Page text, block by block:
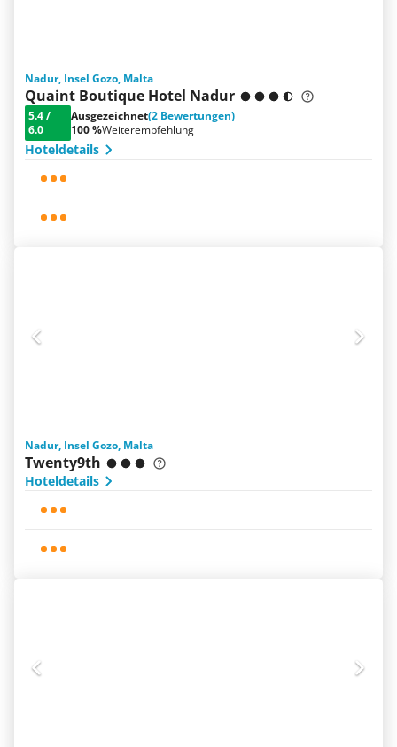
Nadur, Insel Gozo, Malta
Quaint Boutique Hotel Nadur
5.4/
6.0
Ausgezeichnet(2 Bewertungen)
100 %Weiterempfehlung
Hoteldetails
Nadur, Insel Gozo, Malta
Twenty9th
Hoteldetails